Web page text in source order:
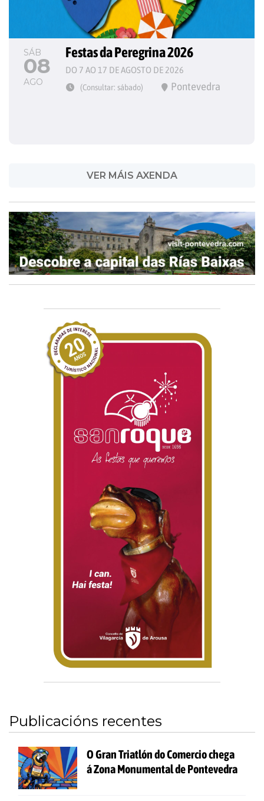
SÁB
08
AGO
Festas da Peregrina 2026
DO 7 AO 17 DE AGOSTO DE 2026
(Consultar: sábado) Pontevedra
VER MÁIS AXENDA
Publicacións recentes
O Gran Triatlón do Comercio chega
á Zona Monumental de Pontevedra